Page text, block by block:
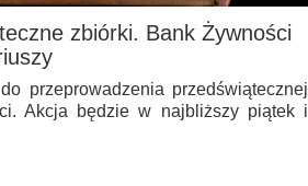
zbiórki. Bank Żywności
przeprowadzenia przedświątecznej
Akcja będzie w najbliższy piątek i